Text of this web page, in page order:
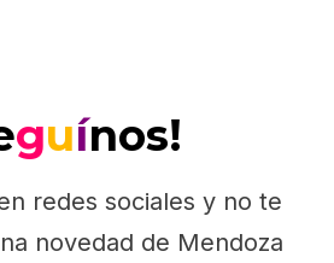
guínos!
redes sociales y no te
novedad de Mendoza